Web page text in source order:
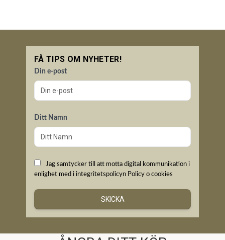
FÅ TIPS OM NYHETER!
Din e-post
Ditt Namn
Jag samtycker till att motta digital kommunikation i
enlighet med i integritetspolicyn Policy o cookies
SKICKA